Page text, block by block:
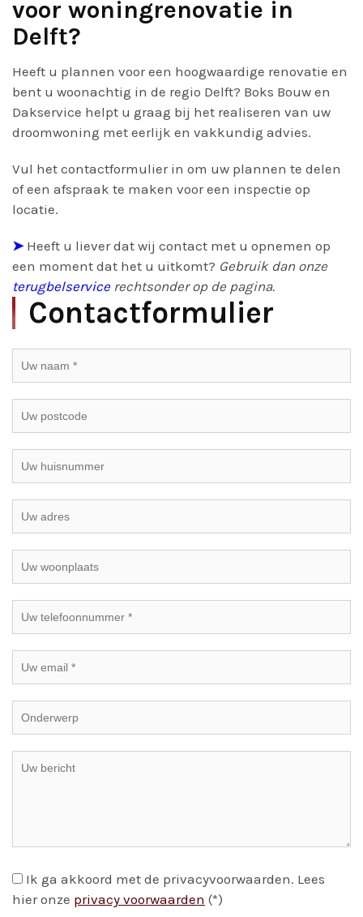
voor woningrenovatie in
Delft?
Heeft u plannen voor een hoogwaardige renovatie en
bent u woonachtig in de regio Delft? Boks Bouw en
Dakservice helpt u graag bij het realiseren van uw
droomwoning met eerlijk en vakkundig advies.
Vul het contactformulier in om uw plannen te delen
of een afspraak te maken voor een inspectie op
locatie.
➤ Heeft u liever dat wij contact met u opnemen op
een moment dat het u uitkomt? Gebruik dan onze
terugbelservice rechtsonder op de pagina.
Contactformulier
Ik ga akkoord met de privacyvoorwaarden. Lees
hier onze privacy voorwaarden (*)